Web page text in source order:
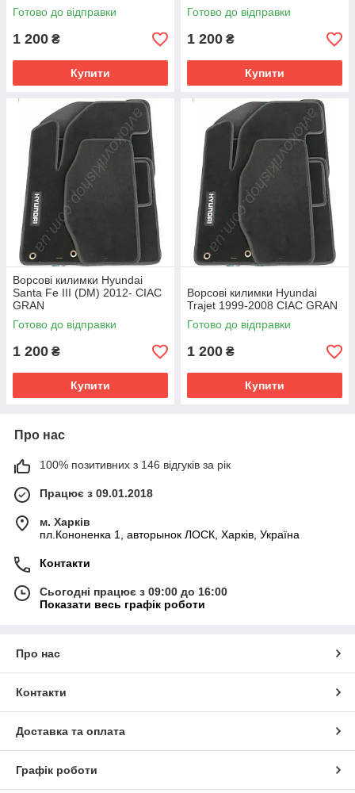
Готово до відправки
1 200 ₴
Купити
Готово до відправки
1 200 ₴
Купити
Ворсові килимки Hyundai
Santa Fe III (DM) 2012- CIAC
GRAN
Готово до відправки
1 200 ₴
Купити
Ворсові килимки Hyundai
Trajet 1999-2008 CIAC GRAN
Готово до відправки
1 200 ₴
Купити
Про нас
100% позитивних з 146 відгуків за рік
Працює з 09.01.2018
м. Харків
пл.Кононенка 1, авторынок ЛОСК, Харків, Україна
Контакти
Сьогодні працює з 09:00 до 16:00
Показати весь графік роботи
Про нас
Контакти
Доставка та оплата
Графік роботи